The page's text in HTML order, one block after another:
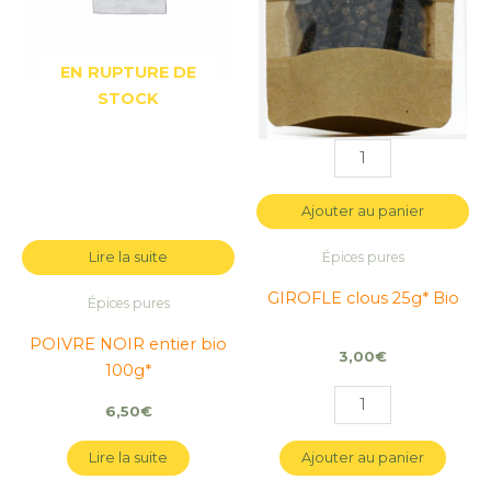
EN RUPTURE DE
STOCK
Lire la suite
Épices pures
POIVRE NOIR entier bio
100g*
6,50€
Lire la suite
Ajouter au panier
Épices pures
GIROFLE clous 25g* Bio
3,00€
Ajouter au panier